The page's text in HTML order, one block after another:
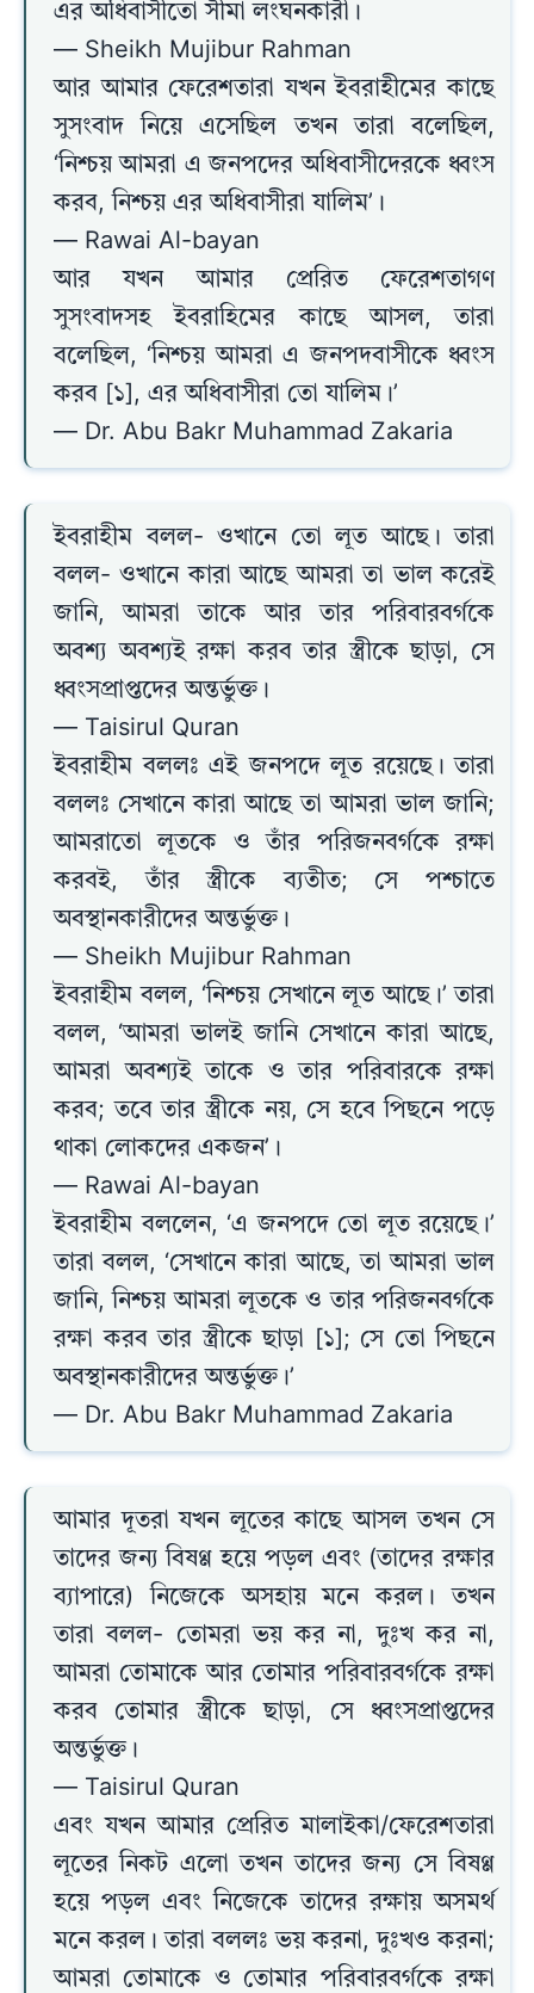
এর অধিবাসীতো সীমা লংঘনকারী।
— Sheikh Mujibur Rahman
আর আমার ফেরেশতারা যখন ইবরাহীমের কাছে
সুসংবাদ নিয়ে এসেছিল তখন তারা বলেছিল,
‘নিশ্চয় আমরা এ জনপদের অধিবাসীদেরকে ধ্বংস
করব, নিশ্চয় এর অধিবাসীরা যালিম’।
— Rawai Al-bayan
আর যখন আমার প্রেরিত ফেরেশতাগণ
সুসংবাদসহ ইবরাহিমের কাছে আসল, তারা
বলেছিল, ‘নিশ্চয় আমরা এ জনপদবাসীকে ধ্বংস
করব [১], এর অধিবাসীরা তো যালিম।’
— Dr. Abu Bakr Muhammad Zakaria
ইবরাহীম বলল- ওখানে তো লূত আছে। তারা
বলল- ওখানে কারা আছে আমরা তা ভাল করেই
জানি, আমরা তাকে আর তার পরিবারবর্গকে
অবশ্য অবশ্যই রক্ষা করব তার স্ত্রীকে ছাড়া, সে
ধ্বংসপ্রাপ্তদের অন্তর্ভুক্ত।
— Taisirul Quran
ইবরাহীম বললঃ এই জনপদে লূত রয়েছে। তারা
বললঃ সেখানে কারা আছে তা আমরা ভাল জানি;
আমরাতো লূতকে ও তাঁর পরিজনবর্গকে রক্ষা
করবই, তাঁর স্ত্রীকে ব্যতীত; সে পশ্চাতে
অবস্থানকারীদের অন্তর্ভুক্ত।
— Sheikh Mujibur Rahman
ইবরাহীম বলল, ‘নিশ্চয় সেখানে লূত আছে।’ তারা
বলল, ‘আমরা ভালই জানি সেখানে কারা আছে,
আমরা অবশ্যই তাকে ও তার পরিবারকে রক্ষা
করব; তবে তার স্ত্রীকে নয়, সে হবে পিছনে পড়ে
থাকা লোকদের একজন’।
— Rawai Al-bayan
ইবরাহীম বললেন, ‘এ জনপদে তো লূত রয়েছে।’
তারা বলল, ‘সেখানে কারা আছে, তা আমরা ভাল
জানি, নিশ্চয় আমরা লূতকে ও তার পরিজনবর্গকে
রক্ষা করব তার স্ত্রীকে ছাড়া [১]; সে তো পিছনে
অবস্থানকারীদের অন্তর্ভুক্ত।’
— Dr. Abu Bakr Muhammad Zakaria
আমার দূতরা যখন লূতের কাছে আসল তখন সে
তাদের জন্য বিষণ্ণ হয়ে পড়ল এবং (তাদের রক্ষার
ব্যাপারে) নিজেকে অসহায় মনে করল। তখন
তারা বলল- তোমরা ভয় কর না, দুঃখ কর না,
আমরা তোমাকে আর তোমার পরিবারবর্গকে রক্ষা
করব তোমার স্ত্রীকে ছাড়া, সে ধ্বংসপ্রাপ্তদের
অন্তর্ভুক্ত।
— Taisirul Quran
এবং যখন আমার প্রেরিত মালাইকা/ফেরেশতারা
লূতের নিকট এলো তখন তাদের জন্য সে বিষণ্ণ
হয়ে পড়ল এবং নিজেকে তাদের রক্ষায় অসমর্থ
মনে করল। তারা বললঃ ভয় করনা, দুঃখও করনা;
আমরা তোমাকে ও তোমার পরিবারবর্গকে রক্ষা